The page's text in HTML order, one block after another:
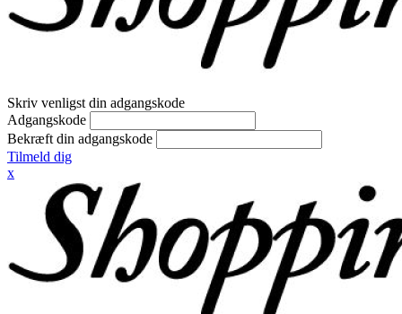
Skriv venligst din adgangskode
Adgangskode
Bekræft din adgangskode
Tilmeld dig
x